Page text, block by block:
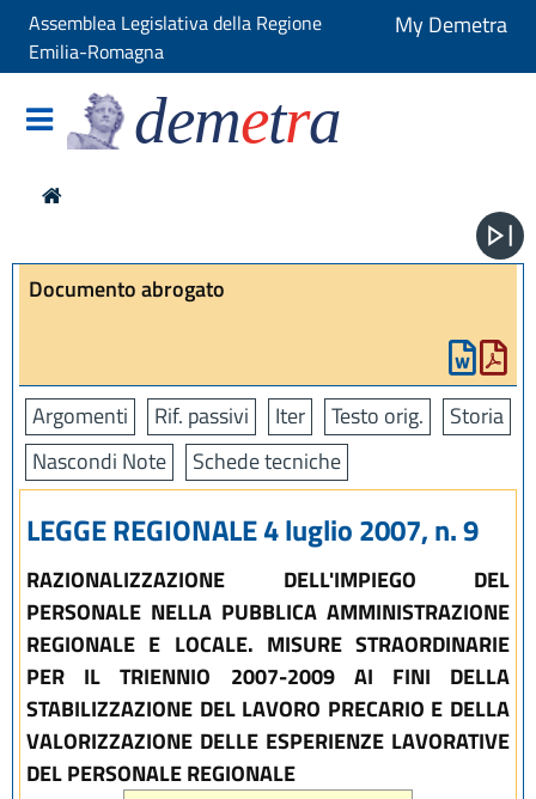
Assemblea Legislativa della Regione
Emilia-Romagna
My Demetra
demetra
Documento abrogato
Argomenti Rif. passivi Iter Testo orig.
Storia
Nascondi Note
Schede tecniche
LEGGE REGIONALE 4 luglio 2007, n. 9
RAZIONALIZZAZIONE DELL'IMPIEGO DEL
PERSONALE NELLA PUBBLICA AMMINISTRAZIONE
REGIONALE E LOCALE. MISURE STRAORDINARIE
PER IL TRIENNIO 2007-2009 AI FINI DELLA
STABILIZZAZIONE DEL LAVORO PRECARIO E DELLA
VALORIZZAZIONE DELLE ESPERIENZE LAVORATIVE
DEL PERSONALE REGIONALE